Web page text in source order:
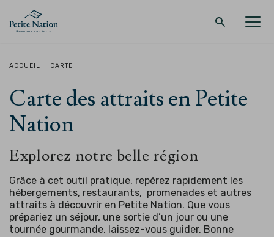
Retour au menu principal
LA RÉGION
Retour au menu principal
PROMENADES – QUOI FAIRE
Retour au menu principal
HÉBERGEMENT
Retour au menu principal
RESTAURANT
ACCUEIL CARTE
Carte des attraits en Petite
Nation
Explorez notre belle région
Grâce à cet outil pratique, repérez rapidement les
hébergements, restaurants, promenades et autres
attraits à découvrir en Petite Nation. Que vous
prépariez un séjour, une sortie d’un jour ou une
tournée gourmande, laissez-vous guider. Bonne